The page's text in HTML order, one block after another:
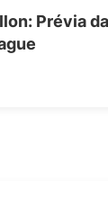
Prévia da